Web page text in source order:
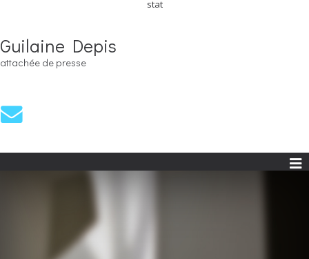
stat
Guilaine Depis
attachée de presse